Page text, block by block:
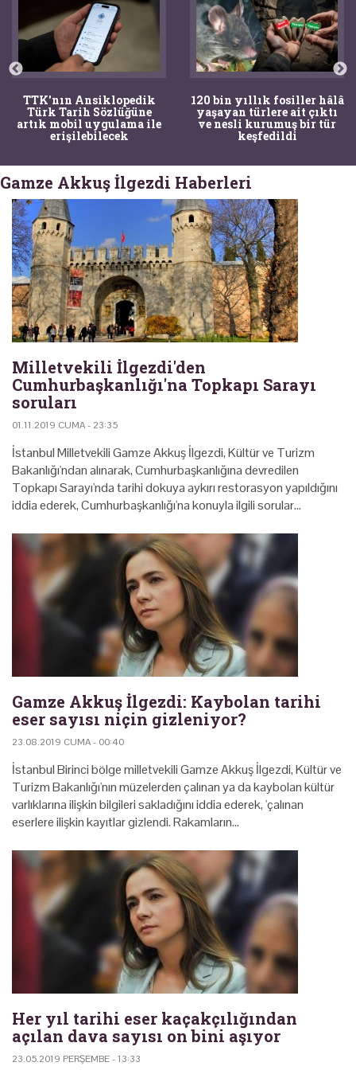
TTK'nın Ansiklopedik
Türk Tarih Sözlüğüne
artık mobil uygulama ile
erişilebilecek
120 bin yıllık fosiller hâlâ
yaşayan türlere ait çıktı
ve nesli kurumuş bir tür
keşfedildi
Gamze Akkuş İlgezdi Haberleri
Milletvekili İlgezdi'den
Cumhurbaşkanlığı'na Topkapı Sarayı
soruları
01.11.2019 CUMA - 23:35
İstanbul Milletvekili Gamze Akkuş İlgezdi, Kültür ve Turizm
Bakanlığı'ndan alınarak, Cumhurbaşkanlığına devredilen
Topkapı Sarayı'nda tarihi dokuya aykırı restorasyon yapıldığını
iddia ederek, Cumhurbaşkanlığı'na konuyla ilgili sorular…
Gamze Akkuş İlgezdi: Kaybolan tarihi
eser sayısı niçin gizleniyor?
23.08.2019 CUMA - 00:40
İstanbul Birinci bölge milletvekili Gamze Akkuş İlgezdi, Kültür ve
Turizm Bakanlığı'nın müzelerden çalınan ya da kaybolan kültür
varlıklarına ilişkin bilgileri sakladığını iddia ederek, 'çalınan
eserlere ilişkin kayıtlar gizlendi. Rakamların…
Her yıl tarihi eser kaçakçılığından
açılan dava sayısı on bini aşıyor
23.05.2019 PERŞEMBE - 13:33